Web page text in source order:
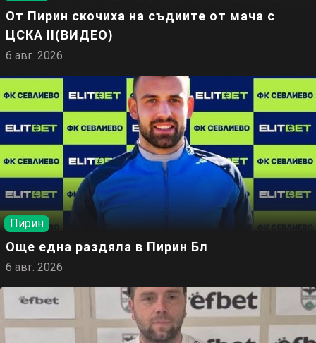
От Пирин скочиха на съдиите от мача с
ЦСКА II(ВИДЕО)
6 авг. 2026
Пирин
Още една раздяла в Пирин Бл
6 авг. 2026